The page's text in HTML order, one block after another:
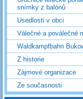
snímky z balónů
Usedlosti v obci
Válečné a poválečné
Waldkampfbahn
Z historie
Zájmové organizace
Ze současnosti